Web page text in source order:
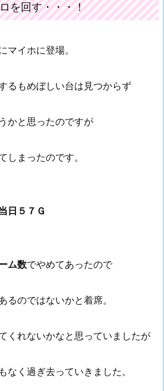
を回す・・・！
マイホに登場。
るもめぼしい台は見つからず
かと思ったのですが
しまったのです。
日５７Ｇ
ム数でやめてあったので
るのではないかと着席。
くれないかなと思っていましたが
なく過ぎ去っていきました。